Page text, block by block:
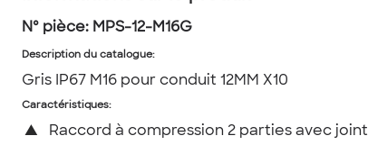
Nº pièce: MPS-12-M16G
Description du catalogue:
Gris IP67 M16 pour conduit 12MM X10
Caractéristiques:
▲ Raccord à compression 2 parties avec joint